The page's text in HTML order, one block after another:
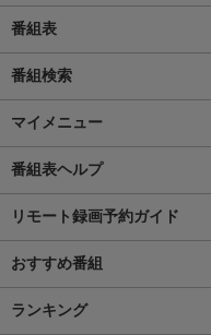
番組表
番組検索
マイメニュー
番組表ヘルプ
リモート録画予約ガイド
おすすめ番組
ランキング